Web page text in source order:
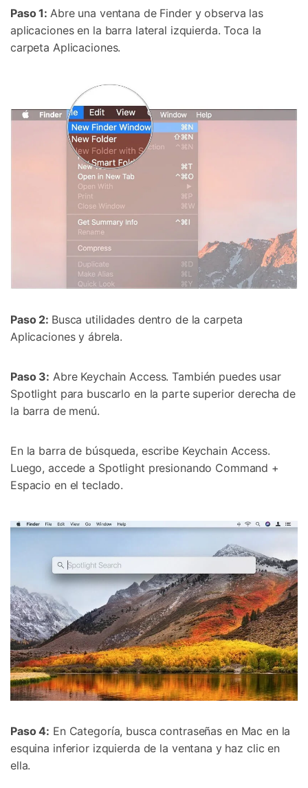
Paso 1: Abre una ventana de Finder y observa las
aplicaciones en la barra lateral izquierda. Toca la
carpeta Aplicaciones.
Paso 2: Busca utilidades dentro de la carpeta
Aplicaciones y ábrela.
Paso 3: Abre Keychain Access. También puedes usar
Spotlight para buscarlo en la parte superior derecha de
la barra de menú.
En la barra de búsqueda, escribe Keychain Access.
Luego, accede a Spotlight presionando Command +
Espacio en el teclado.
Paso 4: En Categoría, busca contraseñas en Mac en la
esquina inferior izquierda de la ventana y haz clic en
ella.